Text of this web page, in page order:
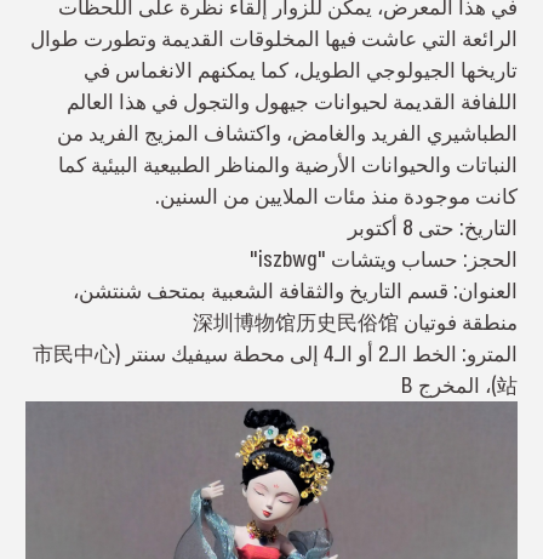
في هذا المعرض، يمكن للزوار إلقاء نظرة على اللحظات
الرائعة التي عاشت فيها المخلوقات القديمة وتطورت طوال
تاريخها الجيولوجي الطويل، كما يمكنهم الانغماس في
اللفافة القديمة لحيوانات جيهول والتجول في هذا العالم
الطباشيري الفريد والغامض، واكتشاف المزيج الفريد من
النباتات والحيوانات الأرضية والمناظر الطبيعية البيئية كما
كانت موجودة منذ مئات الملايين من السنين.
التاريخ: حتى 8 أكتوبر
الحجز: حساب ويتشات "iszbwg"
العنوان: قسم التاريخ والثقافة الشعبية بمتحف شنتشن،
منطقة فوتيان 深圳博物馆历史民俗馆
المترو: الخط الـ2 أو الـ4 إلى محطة سيفيك سنتر (市民中心
站)، المخرج B